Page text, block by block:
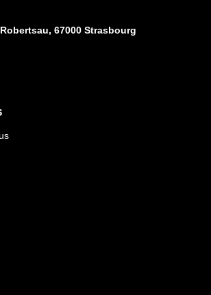
67000 Strasbourg